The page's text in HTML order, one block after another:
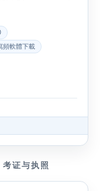
軟體下載
考证与执照